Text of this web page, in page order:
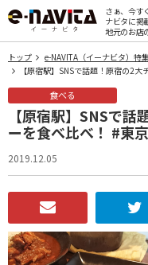
さぁ、今す
ナビタに掲
地元のお店
トップ
e-NAVITA（イーナビタ）特
【原宿駅】SNSで話題！原宿の2
食べる
【原宿駅】SNSで
ーを食べ比べ！ #東
2019.12.05